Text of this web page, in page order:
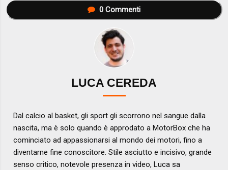
0Commenti
LUCA CEREDA
Dal calcio al basket, gli sport gli scorrono nel sangue dalla
nascita, ma è solo quando è approdato a MotorBox che ha
cominciato ad appassionarsi al mondo dei motori, fino a
diventarne fine conoscitore. Stile asciutto e incisivo, grande
senso critico, notevole presenza in video, Luca sa